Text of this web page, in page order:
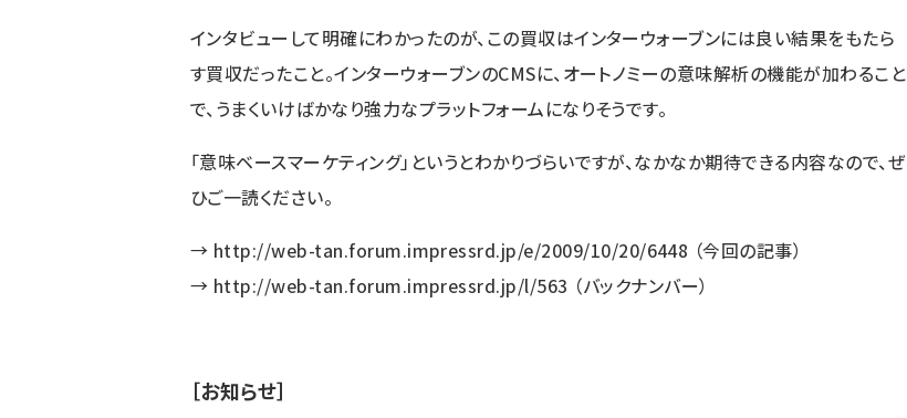
インタビューして明確にわかったのが、この買収はインターウォーブンには良い結果をもたら
す買収だったこと。インターウォーブンのCMSに、オートノミーの意味解析の機能が加わること
で、うまくいけばかなり強力なプラットフォームになりそうです。
「意味ベースマーケティング」というとわかりづらいですが、なかなか期待できる内容なので、ぜ
ひご一読ください。
→ http://web-tan.forum.impressrd.jp/e/2009/10/20/6448 （今回の記事）
→ http://web-tan.forum.impressrd.jp/l/563 （バックナンバー）
［お知らせ］